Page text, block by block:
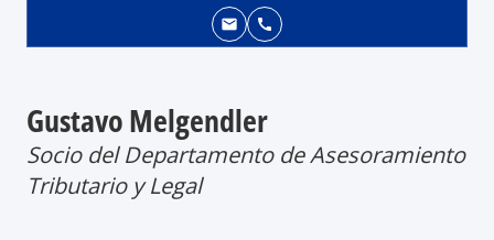
mail call
Gustavo Melgendler
Socio del Departamento de Asesoramiento
Tributario y Legal